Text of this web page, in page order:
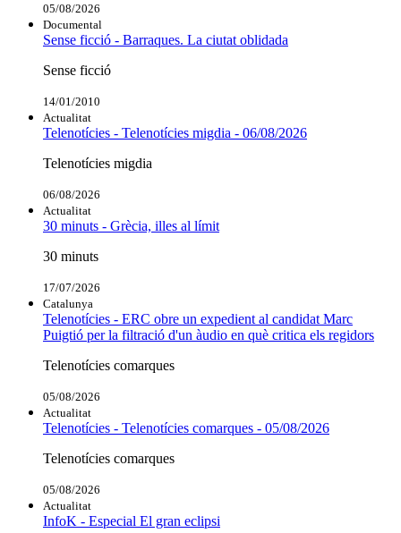
05/08/2026
Documental
Sense ficció - Barraques. La ciutat oblidada
Sense ficció
14/01/2010
Actualitat
Telenotícies - Telenotícies migdia - 06/08/2026
Telenotícies migdia
06/08/2026
Actualitat
30 minuts - Grècia, illes al límit
30 minuts
17/07/2026
Catalunya
Telenotícies - ERC obre un expedient al candidat Marc
Puigtió per la filtració d'un àudio en què critica els regidors
Telenotícies comarques
05/08/2026
Actualitat
Telenotícies - Telenotícies comarques - 05/08/2026
Telenotícies comarques
05/08/2026
Actualitat
InfoK - Especial El gran eclipsi